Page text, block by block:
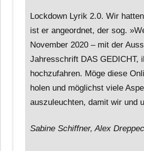
Lockdown Lyrik 2.0. Wir
ist er angeordnet, der sog.
November 2020 – mit der
Jahresschrift DAS GEDICHT,
hochzufahren. Möge diese
holen und möglichst viele
auszuleuchten, damit wir und
Sabine Schiffner, Alex